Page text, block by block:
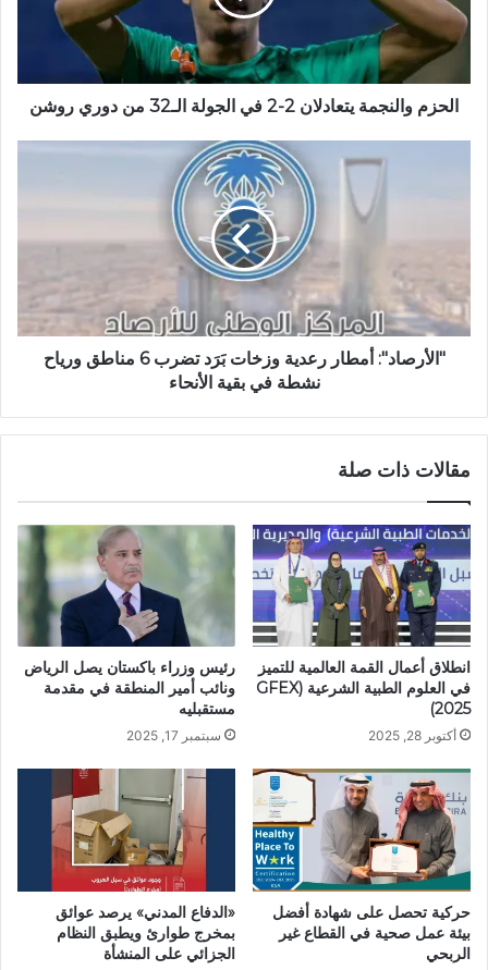
ب
الحزم والنجمة يتعادلان 2-2 في الجولة الـ32 من دوري روشن
"الأرصاد": أمطار رعدية وزخات بَرَد تضرب 6 مناطق ورياح
نشطة في بقية الأنحاء
مقالات ذات صلة
انطلاق أعمال القمة العالمية للتميز
في العلوم الطبية الشرعية (GFEX
2025)
أكتوبر 28, 2025
رئيس وزراء باكستان يصل الرياض
ونائب أمير المنطقة في مقدمة
مستقبليه
سبتمبر 17, 2025
حركية تحصل على شهادة أفضل
بيئة عمل صحية في القطاع غير
الربحي
«الدفاع المدني» يرصد عوائق
بمخرج طوارئ ويطبق النظام
الجزائي على المنشأة